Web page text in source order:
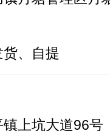
、自提
上坑大道96号